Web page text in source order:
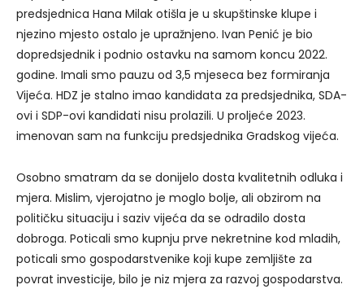
predsjednica Hana Milak otišla je u skupštinske klupe i
njezino mjesto ostalo je upražnjeno. Ivan Penić je bio
dopredsjednik i podnio ostavku na samom koncu 2022.
godine. Imali smo pauzu od 3,5 mjeseca bez formiranja
Vijeća. HDZ je stalno imao kandidata za predsjednika, SDA-
ovi i SDP-ovi kandidati nisu prolazili. U proljeće 2023.
imenovan sam na funkciju predsjednika Gradskog vijeća.
Osobno smatram da se donijelo dosta kvalitetnih odluka i
mjera. Mislim, vjerojatno je moglo bolje, ali obzirom na
političku situaciju i saziv vijeća da se odradilo dosta
dobroga. Poticali smo kupnju prve nekretnine kod mladih,
poticali smo gospodarstvenike koji kupe zemljište za
povrat investicije, bilo je niz mjera za razvoj gospodarstva.